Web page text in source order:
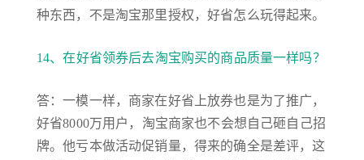
种东西，不是淘宝那里授权，好省怎么玩得起来。
14、在好省领券后去淘宝购买的商品质量一样吗？
答：一模一样，商家在好省上放券也是为了推广，
好省8000万用户，淘宝商家也不会想自己砸自己招
牌。他亏本做活动促销量，得来的确全是差评，这